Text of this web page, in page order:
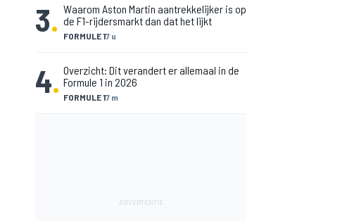
3. FORMULE 17 u
Waarom Aston Martin aantrekkelijker is op
de F1-rijdersmarkt dan dat het lijkt
4. FORMULE 17 m
Overzicht: Dit verandert er allemaal in de
Formule 1 in 2026